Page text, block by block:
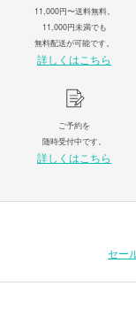
11,000円〜送料無料。
11,000円未満でも
無料配送が可能です。
詳しくはこちら
ご予約を
随時受付中です。
詳しくはこちら
セー